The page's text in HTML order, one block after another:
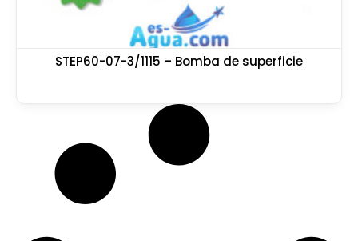
STEP60-07-3/1115 – Bomba de superficie